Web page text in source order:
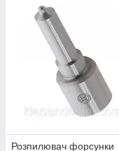
Розпилювач форсунки